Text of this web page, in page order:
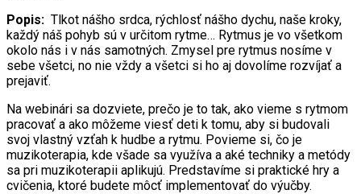
Popis: Tlkot nášho srdca, rýchlosť nášho dychu, naše kroky,
každý náš pohyb sú v určitom rytme… Rytmus je vo všetkom
okolo nás i v nás samotných. Zmysel pre rytmus nosíme v
sebe všetci, no nie vždy a všetci si ho aj dovolíme rozvíjať a
prejaviť.
Na webinári sa dozviete, prečo je to tak, ako vieme s rytmom
pracovať a ako môžeme viesť deti k tomu, aby si budovali
svoj vlastný vzťah k hudbe a rytmu. Povieme si, čo je
muzikoterapia, kde všade sa využíva a aké techniky a metódy
sa pri muzikoterapii aplikujú. Predstavíme si praktické hry a
cvičenia, ktoré budete môcť implementovať do výučby.